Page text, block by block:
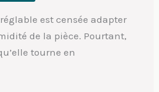
est censée adapter
de la pièce. Pourtant,
tourne en